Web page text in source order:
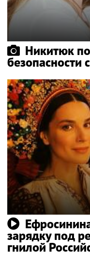
Никитюк
безопасности
зарядку под
гнилой